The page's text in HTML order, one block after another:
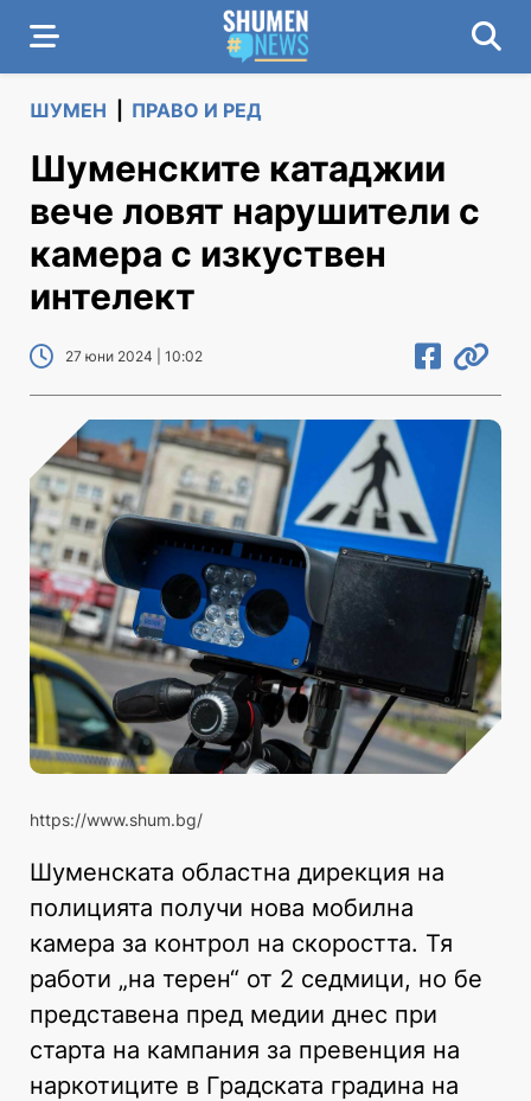
ШУМЕН ПРАВО И РЕД
Шуменските катаджии
вече ловят нарушители с
камера с изкуствен
интелект
27 юни 2024 | 10:02
https://www.shum.bg/
Шуменската областна дирекция на
полицията получи нова мобилна
камера за контрол на скоростта. Тя
работи „на терен“ от 2 седмици, но бе
представена пред медии днес при
старта на кампания за превенция на
наркотиците в Градската градина на